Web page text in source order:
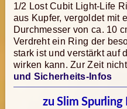
1/2 Lost Cubit Light-Life
aus Kupfer, vergoldet mit
Durchmesser von ca. 10
Verdreht ein Ring der
stark ist und verstärkt auf
wirken kann. Zur Zeit
und Sicherheits-Infos
zu Slim